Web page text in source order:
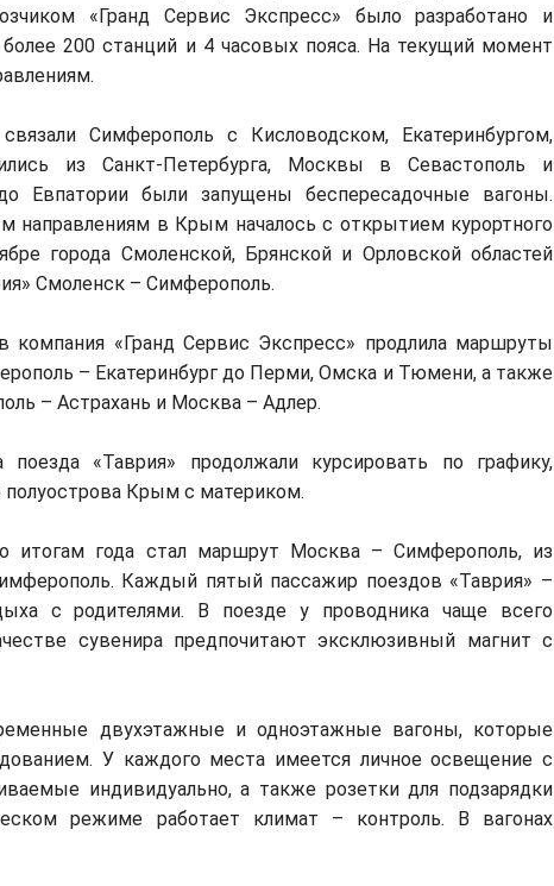
«Гранд Сервис Экспресс» было разработано и
200 станций и 4 часовых пояса. На текущий момент
Симферополь с Кисловодском, Екатеринбургом,
из Санкт-Петербурга, Москвы в Севастополь и
Евпатории были запущены беспересадочные вагоны.
направлениям в Крым началось с открытием курортного
города Смоленской, Брянской и Орловской областей
Смоленск – Симферополь.
компания «Гранд Сервис Экспресс» продлила маршруты
– Екатеринбург до Перми, Омска и Тюмени, а также
– Астрахань и Москва – Адлер.
«Таврия» продолжали курсировать по графику,
полуострова Крым с материком.
итогам года стал маршрут Москва – Симферополь, из
Каждый пятый пассажир поездов «Таврия» –
с родителями. В поезде у проводника чаще всего
сувенира предпочитают эксклюзивный магнит с
двухэтажные и одноэтажные вагоны, которые
У каждого места имеется личное освещение с
индивидуально, а также розетки для подзарядки
режиме работает климат – контроль. В вагонах